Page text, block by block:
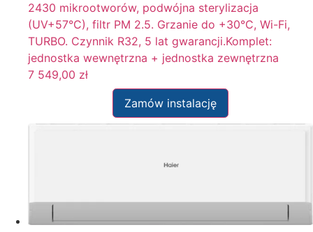
2430 mikrootworów, podwójna sterylizacja
(UV+57°C), filtr PM 2.5. Grzanie do +30°C, Wi-Fi,
TURBO. Czynnik R32, 5 lat gwarancji.Komplet:
jednostka wewnętrzna + jednostka zewnętrzna
7 549,00 zł
Zamów instalację